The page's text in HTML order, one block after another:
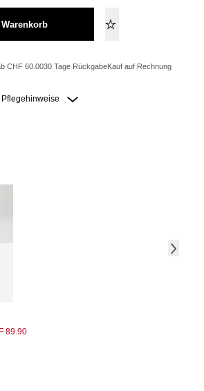
CHF 60.0030 Tage RückgabeKauf auf Rechnung
Pflegehinweise
89.90